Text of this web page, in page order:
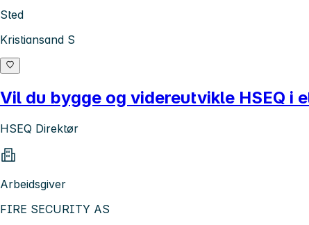
Sted
Kristiansand S
Vil du bygge og videreutvikle HSEQ i
HSEQ Direktør
Arbeidsgiver
FIRE SECURITY AS